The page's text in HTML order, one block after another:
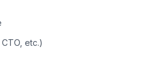
etc.)